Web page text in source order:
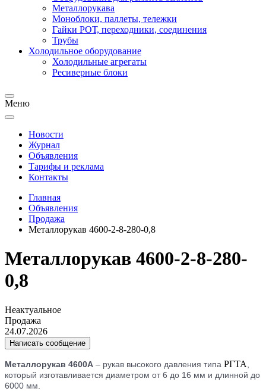
Металлорукава
Моноблоки, паллеты, тележки
Гайки РОТ, переходники, соединения
Трубы
Холодильное оборудование
Холодильные агрегаты
Ресиверные блоки
Меню
Новости
Журнал
Объявления
Тарифы и реклама
Контакты
Главная
Объявления
Продажа
Металлорукав 4600-2-8-280-0,8
Металлорукав 4600-2-8-280-
0,8
Неактуальное
Продажа
24.07.2026
Написать сообщение
Металлорукав 4600А – рукав высокого давления типа РГТА
который изготавливается диаметром от 6 до 16 мм и длинной до
6000 мм.